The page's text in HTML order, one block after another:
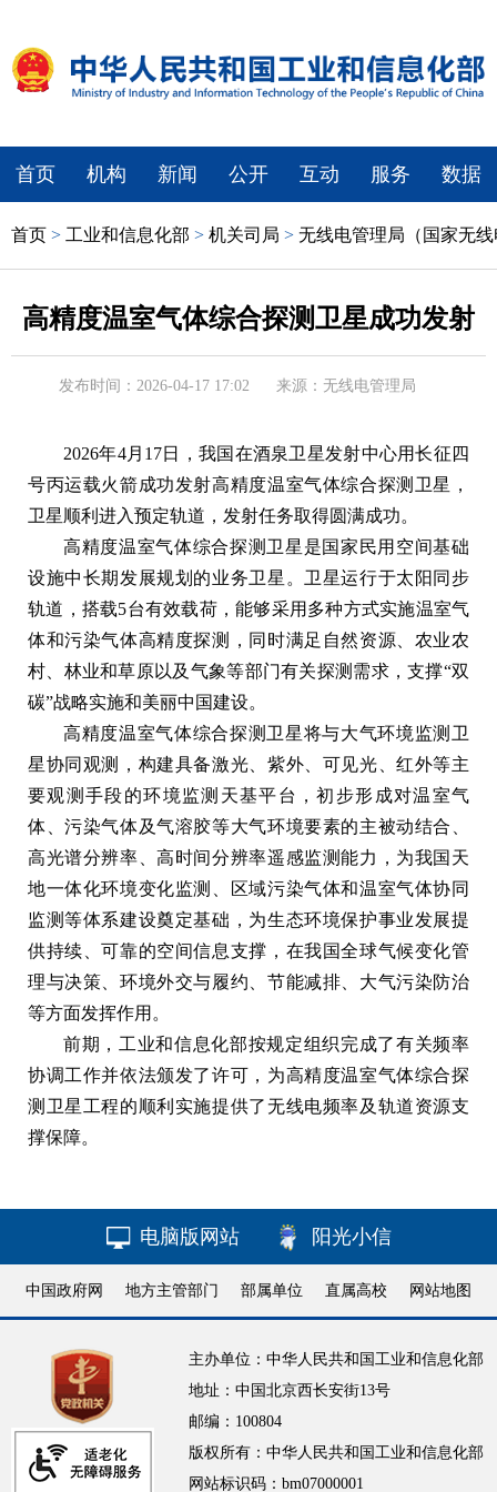
首页 机构 新闻 公开 互动 服务 数据
首页 > 工业和信息化部 > 机关司局 > 无线电管理局（国家无
高精度温室气体综合探测卫星成功发射
发布时间：2026-04-17 17:02 来源：无线电管理局
2026年4月17日，我国在酒泉卫星发射中心用长征四
号丙运载火箭成功发射高精度温室气体综合探测卫星，
卫星顺利进入预定轨道，发射任务取得圆满成功。
高精度温室气体综合探测卫星是国家民用空间基础
设施中长期发展规划的业务卫星。卫星运行于太阳同步
轨道，搭载5台有效载荷，能够采用多种方式实施温室气
体和污染气体高精度探测，同时满足自然资源、农业农
村、林业和草原以及气象等部门有关探测需求，支撑“双
碳”战略实施和美丽中国建设。
高精度温室气体综合探测卫星将与大气环境监测卫
星协同观测，构建具备激光、紫外、可见光、红外等主
要观测手段的环境监测天基平台，初步形成对温室气
体、污染气体及气溶胶等大气环境要素的主被动结合、
高光谱分辨率、高时间分辨率遥感监测能力，为我国天
地一体化环境变化监测、区域污染气体和温室气体协同
监测等体系建设奠定基础，为生态环境保护事业发展提
供持续、可靠的空间信息支撑，在我国全球气候变化管
理与决策、环境外交与履约、节能减排、大气污染防治
等方面发挥作用。
前期，工业和信息化部按规定组织完成了有关频率
协调工作并依法颁发了许可，为高精度温室气体综合探
测卫星工程的顺利实施提供了无线电频率及轨道资源支
撑保障。
电脑版网站 阳光小信
中国政府网 地方主管部门 部属单位 直属高校 网站地图
主办单位：中华人民共和国工业和信息化部
地址：中国北京西长安街13号
邮编：100804
版权所有：中华人民共和国工业和信息化部
网站标识码：bm07000001